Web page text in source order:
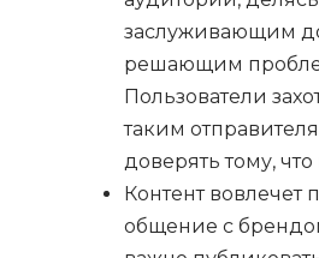
заслуживающим
решающим
Пользователи
таким
доверять тому,
Контент вовлечет
общение с